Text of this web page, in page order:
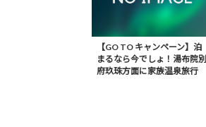
【GO TO キャンペーン】泊
まるなら今でしょ！湯布院別
府玖珠方面に家族温泉旅行